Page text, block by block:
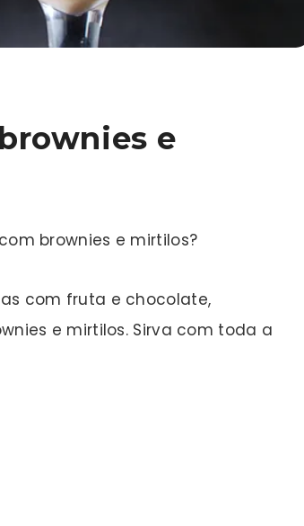
e
brownies e mirtilos?
com fruta e chocolate,
e mirtilos. Sirva com toda a